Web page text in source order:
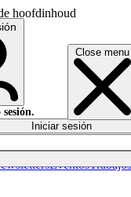
hoofdinhoud
Close menu
EventosTrabajos
Iniciar sesión